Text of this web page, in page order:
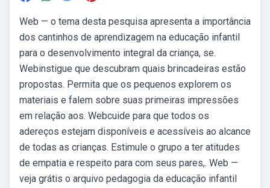
Web — o tema desta pesquisa apresenta a importância
dos cantinhos de aprendizagem na educação infantil
para o desenvolvimento integral da criança, se.
Webinstigue que descubram quais brincadeiras estão
propostas. Permita que os pequenos explorem os
materiais e falem sobre suas primeiras impressões
em relação aos. Webcuide para que todos os
adereços estejam disponíveis e acessíveis ao alcance
de todas as crianças. Estimule o grupo a ter atitudes
de empatia e respeito para com seus pares,. Web —
veja grátis o arquivo pedagogia da educação infantil